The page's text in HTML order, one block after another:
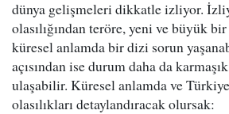
dünya gelişmeleri dikkatle izliyor.
olasılığından teröre, yeni ve büyük
küresel anlamda bir dizi sorun
açısından ise durum daha da
ulaşabilir. Küresel anlamda ve Türkiye
olasılıkları detaylandıracak olursak: